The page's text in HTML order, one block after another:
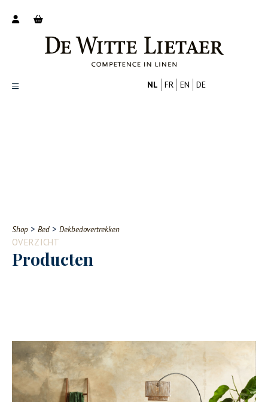
Contact
NL FR EN DE
Shop > Bed > Dekbedovertrekken
OVERZICHT
Producten